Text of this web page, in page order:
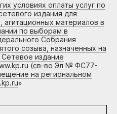
условиях оплаты услуг по
издания для
материалов в
по выборам в
Собрания
созыва, назначенных на
Сетевое издание
(св-во Эл № ФС77-
на региональном
»